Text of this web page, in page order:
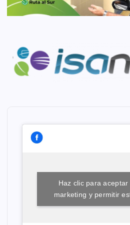
Haz clic para aceptar
marketing y permitir